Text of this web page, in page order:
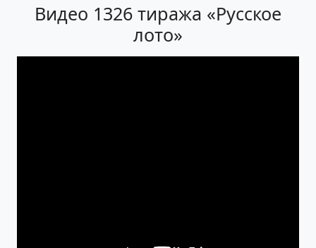
Видео 1326 тиража «Русское
лото»